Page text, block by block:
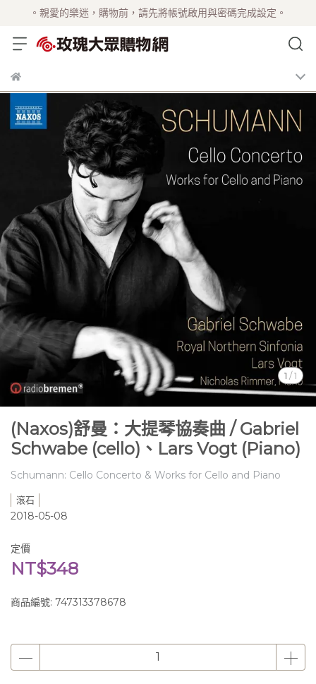
。親愛的樂迷，購物前，請先將帳號啟用與密碼完成設定。
1 /1
(Naxos)舒曼：大提琴協奏曲 / Gabriel
Schwabe (cello)、Lars Vogt (Piano)
Schumann: Cello Concerto & Works for Cello and Piano
滾石
2018-05-08
定價
NT$348
商品編號: 747313378678